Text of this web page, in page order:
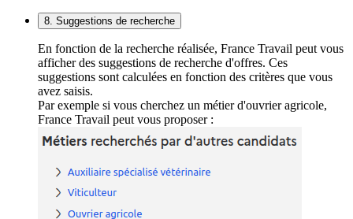
8. Suggestions de recherche
En fonction de la recherche réalisée, France Travail peut vous
afficher des suggestions de recherche d'offres. Ces
suggestions sont calculées en fonction des critères que vous
avez saisis.
Par exemple si vous cherchez un métier d'ouvrier agricole,
France Travail peut vous proposer :